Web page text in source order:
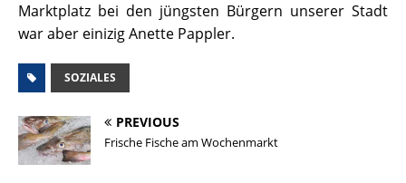
Marktplatz bei den jüngsten Bürgern unserer Stadt
war aber einizig Anette Pappler.
SOZIALES
PREVIOUS
Frische Fische am Wochenmarkt